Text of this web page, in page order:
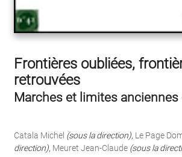
Frontières oubliées,
retrouvées
Marches et limites anciennes
Catala Michel (sous la direction), Le Page
direction), Meuret Jean-Claude (sous la